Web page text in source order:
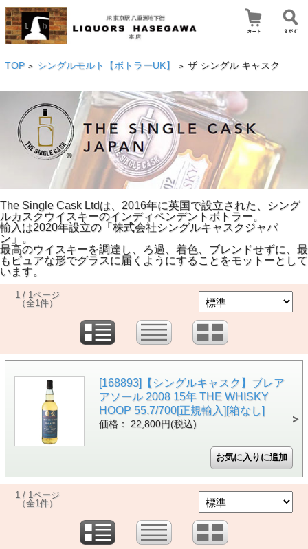
TOP > シングルモルト【ボトラーUK】 > ザ シングル キャスク
The Single Cask Ltdは、2016年に英国で設立された、シング
ルカスクウイスキーのインディペンデントボトラー。
輸入は2020年設立の「株式会社シングルキャスクジャパ
ン」。
最高のウイスキーを調達し、ろ過、着色、ブレンドせずに、最
もピュアな形でグラスに届くようにすることをモットーとして
います。
1 / 1ページ
（全1件）
[168893]【シングルキャスク】ブレア
アソール 2008 15年 THE WHISKY
HOOP 55.7/700[正規輸入][箱なし]
価格： 22,800円(税込)
1 / 1ページ
（全1件）